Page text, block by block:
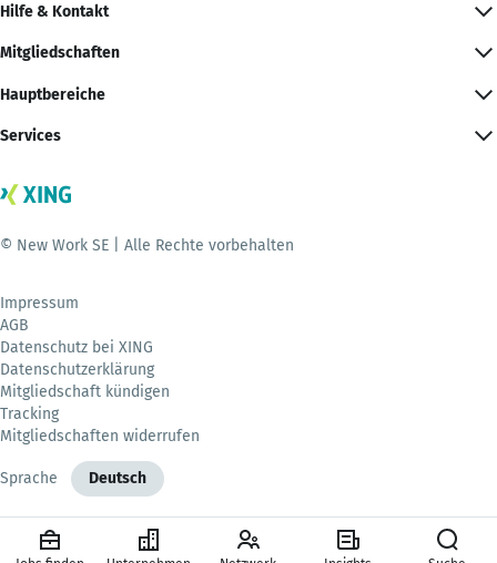
Hilfe & Kontakt
Mitgliedschaften
Hauptbereiche
Services
© New Work SE | Alle Rechte vorbehalten
Impressum
AGB
Datenschutz bei XING
Datenschutzerklärung
Mitgliedschaft kündigen
Tracking
Mitgliedschaften widerrufen
Sprache Deutsch